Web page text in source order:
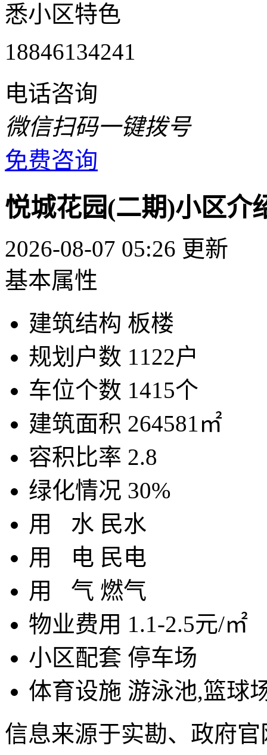
悉小区特色
18846134241
电话咨询
微信扫码一键拨号
免费咨询
悦城花园(二期)小区介
2026-08-07 05:26 更新
基本属性
建筑结构 板楼
规划户数 1122户
车位个数 1415个
建筑面积 264581㎡
容积比率 2.8
绿化情况 30%
用 水 民水
用
电 民电
用 气 燃气
物业费用 1.1-2.5元/㎡
小区配套 停车场
体育设施 游泳池,篮球
信息来源于实勘、政府